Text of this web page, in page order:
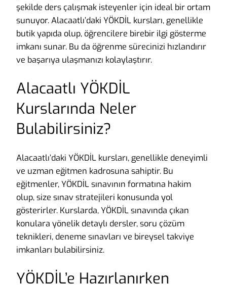
şekilde ders çalışmak isteyenler için ideal bir ortam
sunuyor. Alacaatlı’daki YÖKDİL kursları, genellikle
butik yapıda olup, öğrencilere birebir ilgi gösterme
imkanı sunar. Bu da öğrenme sürecinizi hızlandırır
ve başarıya ulaşmanızı kolaylaştırır.
Alacaatlı YÖKDİL
Kurslarında Neler
Bulabilirsiniz?
Alacaatlı’daki YÖKDİL kursları, genellikle deneyimli
ve uzman eğitmen kadrosuna sahiptir. Bu
eğitmenler, YÖKDİL sınavının formatına hakim
olup, size sınav stratejileri konusunda yol
gösterirler. Kurslarda, YÖKDİL sınavında çıkan
konulara yönelik detaylı dersler, soru çözüm
teknikleri, deneme sınavları ve bireysel takviye
imkanları bulabilirsiniz.
YÖKDİL’e Hazırlanırken